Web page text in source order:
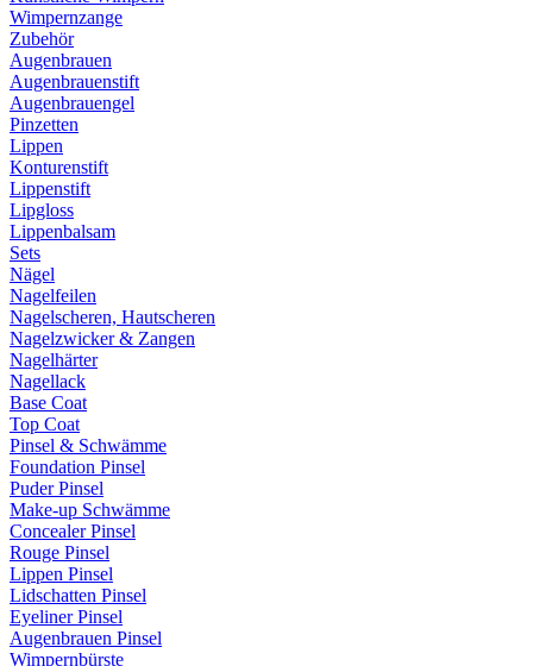
Wimpernzange
Zubehör
Augenbrauen
Augenbrauenstift
Augenbrauengel
Pinzetten
Lippen
Konturenstift
Lippenstift
Lipgloss
Lippenbalsam
Sets
Nägel
Nagelfeilen
Nagelscheren, Hautscheren
Nagelzwicker & Zangen
Nagelhärter
Nagellack
Base Coat
Top Coat
Pinsel & Schwämme
Foundation Pinsel
Puder Pinsel
Make-up Schwämme
Concealer Pinsel
Rouge Pinsel
Lippen Pinsel
Lidschatten Pinsel
Eyeliner Pinsel
Augenbrauen Pinsel
Wimpernbürste